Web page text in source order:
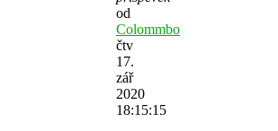
od
Colommbo
čtv
17.
zář
2020
18:15:15